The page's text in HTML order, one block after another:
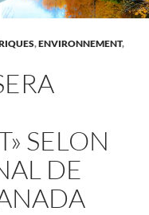
,ENVIRONNEMENT,
SELON
DE